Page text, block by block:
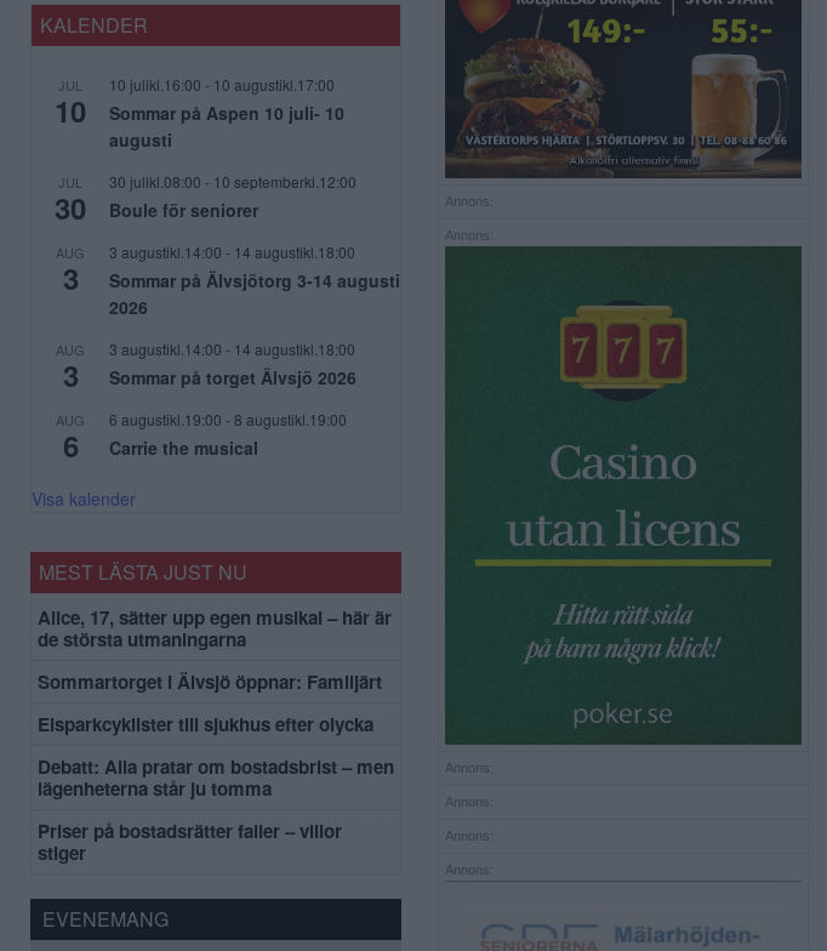
KALENDER
JUL
10
10 julikl.16:00 - 10 augustikl.17:00
Sommar på Aspen 10 juli- 10
augusti
JUL
30
30 julikl.08:00 - 10 septemberkl.12:00
Boule för seniorer
AUG
3
3 augustikl.14:00 - 14 augustikl.18:00
Sommar på Älvsjötorg 3-14 augusti
2026
AUG
3
3 augustikl.14:00 - 14 augustikl.18:00
Sommar på torget Älvsjö 2026
AUG
6
6 augustikl.19:00 - 8 augustikl.19:00
Carrie the musical
Visa kalender
MEST LÄSTA JUST NU
Alice, 17, sätter upp egen musikal – här är
de största utmaningarna
Sommartorget i Älvsjö öppnar: Familjärt
Elsparkcyklister till sjukhus efter olycka
Debatt: Alla pratar om bostadsbrist – men
lägenheterna står ju tomma
Priser på bostadsrätter faller – villor
stiger
EVENEMANG
Annons:
Annons:
Annons:
Annons:
Annons:
Annons: